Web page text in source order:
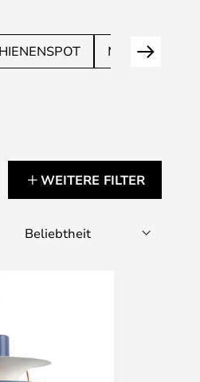
MODERN
WEITERE FILTER